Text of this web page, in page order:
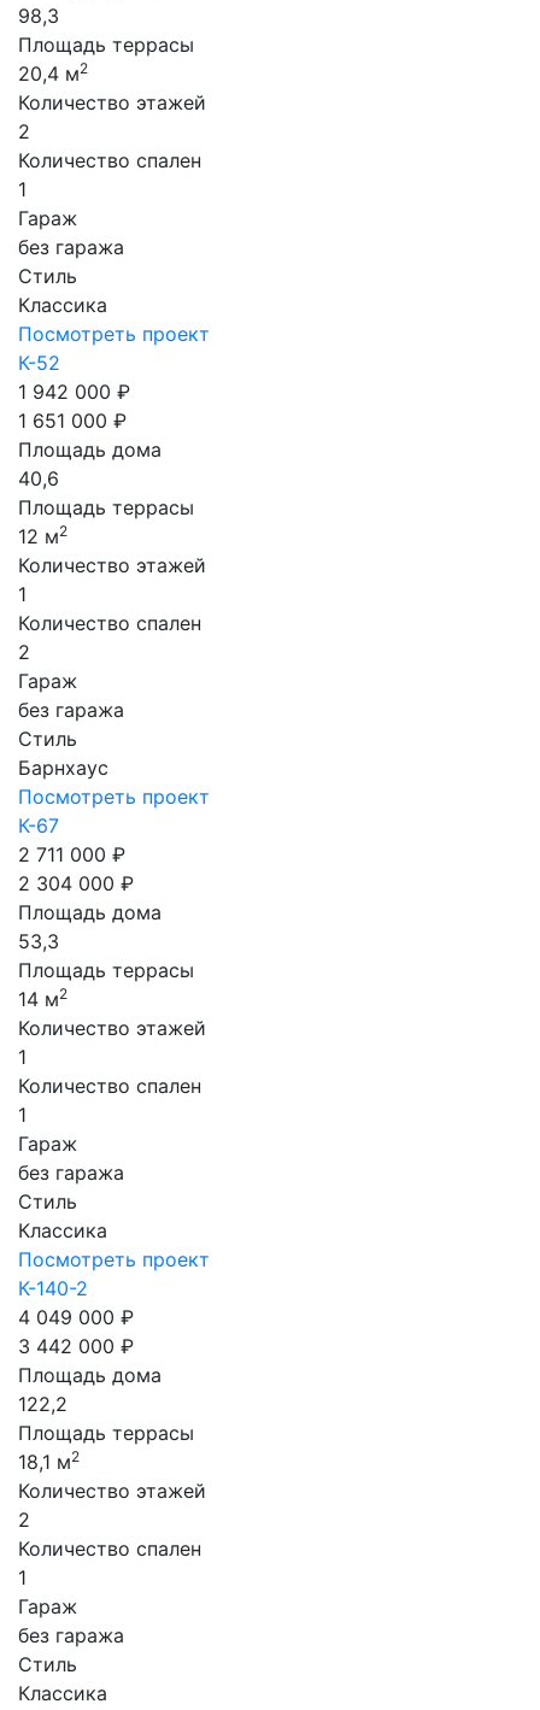
98,3
Площадь террасы
20,4 м2
Количество этажей
2
Количество спален
1
Гараж
без гаража
Стиль
Классика
Посмотреть проект
К-52
1 942 000 ₽
1 651 000 ₽
Площадь дома
40,6
Площадь террасы
12 м2
Количество этажей
1
Количество спален
2
Гараж
без гаража
Стиль
Барнхаус
Посмотреть проект
К-67
2 711 000 ₽
2 304 000 ₽
Площадь дома
53,3
Площадь террасы
14 м2
Количество этажей
1
Количество спален
1
Гараж
без гаража
Стиль
Классика
Посмотреть проект
К-140-2
4 049 000 ₽
3 442 000 ₽
Площадь дома
122,2
Площадь террасы
18,1 м2
Количество этажей
2
Количество спален
1
Гараж
без гаража
Стиль
Классика